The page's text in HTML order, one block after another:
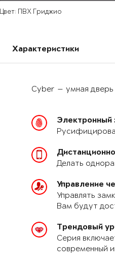
Цвет: ПВХ Гриджио
Характеристики
Cyber — умная дверь
Электронный
Делать
Управление
Управлять
Вам будут
Трендовый
Серия
современный